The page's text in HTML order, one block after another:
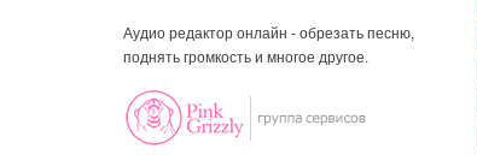
Аудио редактор онлайн - обрезать песню,
поднять громкость и многое другое.